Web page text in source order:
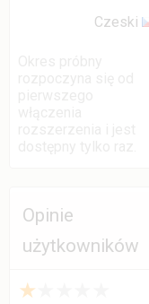
Czeski
Opinie
użytkowników
★